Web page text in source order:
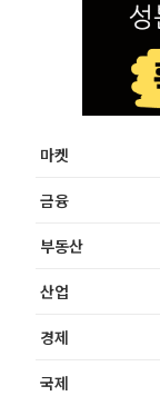
마켓
금융
부동산
산업
경제
국제